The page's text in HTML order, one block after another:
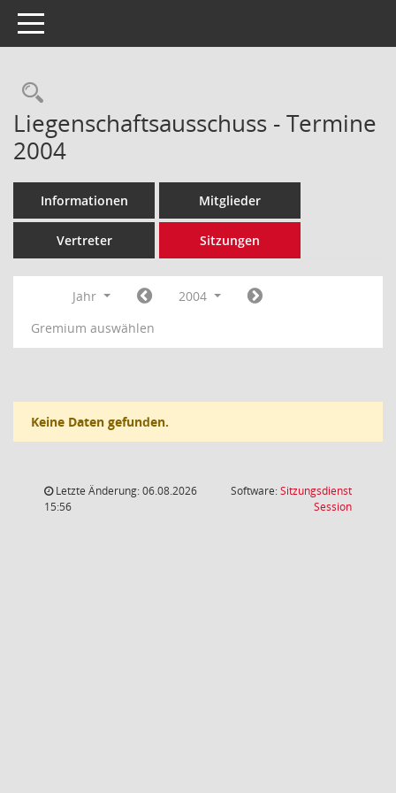
Toggle navigation
Rechercheauswahl
Liegenschaftsausschuss - Termine
2004
Informationen Mitglieder
Vertreter Sitzungen
Jahr
2004
Gremium auswählen
Keine Daten gefunden.
Letzte Änderung: 06.08.2026
15:56
Software:Sitzungsdienst
Session(Wird in